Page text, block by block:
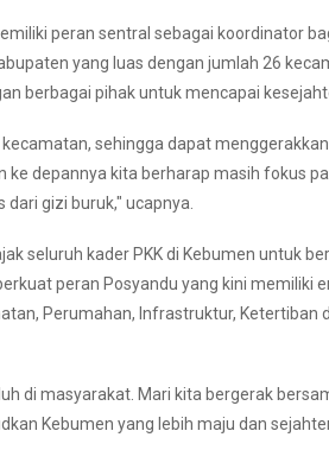
peran sentral sebagai koordinator
yang luas dengan jumlah 26
berbagai pihak untuk mencapai
kecamatan, sehingga dapat
depannya kita berharap masih fokus
gizi buruk," ucapnya.
seluruh kader PKK di Kebumen untuk
peran Posyandu yang kini memiliki
Perumahan, Infrastruktur, Ketertiban
di masyarakat. Mari kita bergerak
Kebumen yang lebih maju dan